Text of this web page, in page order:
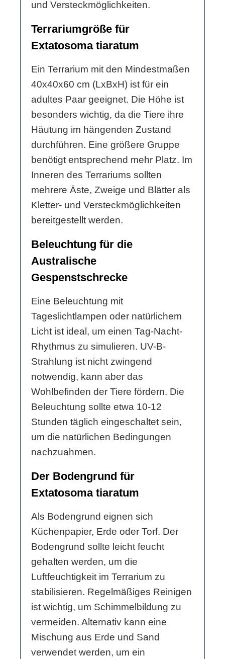
und Versteckmöglichkeiten.
Terrariumgröße für
Extatosoma tiaratum
Ein Terrarium mit den Mindestmaßen
40x40x60 cm (LxBxH) ist für ein
adultes Paar geeignet. Die Höhe ist
besonders wichtig, da die Tiere ihre
Häutung im hängenden Zustand
durchführen. Eine größere Gruppe
benötigt entsprechend mehr Platz. Im
Inneren des Terrariums sollten
mehrere Äste, Zweige und Blätter als
Kletter- und Versteckmöglichkeiten
bereitgestellt werden.
Beleuchtung für die
Australische
Gespenstschrecke
Eine Beleuchtung mit
Tageslichtlampen oder natürlichem
Licht ist ideal, um einen Tag-Nacht-
Rhythmus zu simulieren. UV-B-
Strahlung ist nicht zwingend
notwendig, kann aber das
Wohlbefinden der Tiere fördern. Die
Beleuchtung sollte etwa 10-12
Stunden täglich eingeschaltet sein,
um die natürlichen Bedingungen
nachzuahmen.
Der Bodengrund für
Extatosoma tiaratum
Als Bodengrund eignen sich
Küchenpapier, Erde oder Torf. Der
Bodengrund sollte leicht feucht
gehalten werden, um die
Luftfeuchtigkeit im Terrarium zu
stabilisieren. Regelmäßiges Reinigen
ist wichtig, um Schimmelbildung zu
vermeiden. Alternativ kann eine
Mischung aus Erde und Sand
verwendet werden, um ein